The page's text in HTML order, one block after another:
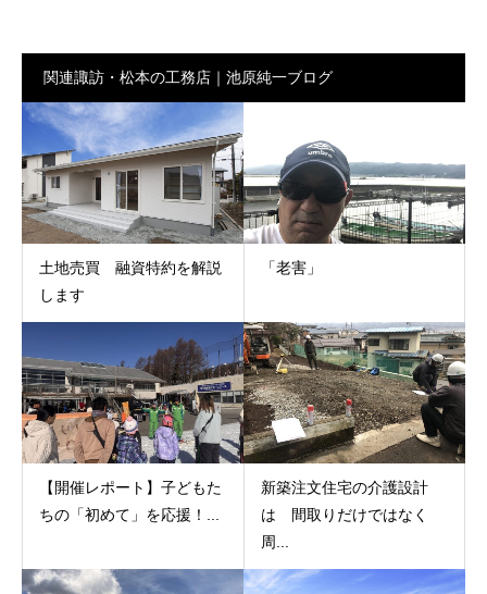
関連諏訪・松本の工務店｜池原純一ブログ
土地売買 融資特約を解説
します
「老害」
【開催レポート】子どもた
ちの「初めて」を応援！...
新築注文住宅の介護設計
は 間取りだけではなく
周...